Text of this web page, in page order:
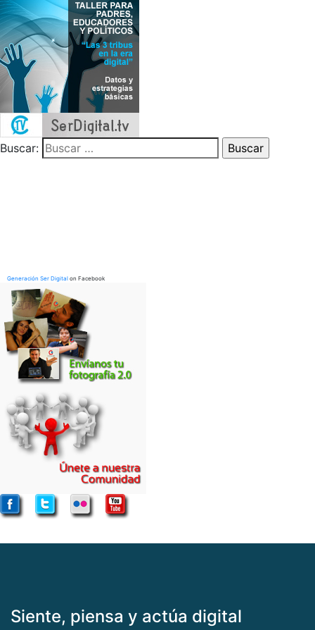
Buscar:
Generación Ser Digital on Facebook
Siente, piensa y actúa digital